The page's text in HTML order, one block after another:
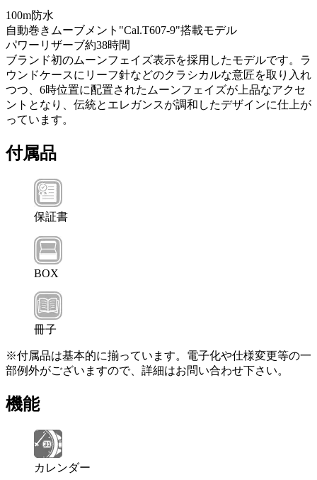
100m防水
自動巻きムーブメント"Cal.T607-9"搭載モデル
パワーリザーブ約38時間
ブランド初のムーンフェイズ表示を採用したモデルです。ラ
ウンドケースにリーフ針などのクラシカルな意匠を取り入れ
つつ、6時位置に配置されたムーンフェイズが上品なアクセ
ントとなり、伝統とエレガンスが調和したデザインに仕上が
っています。
付属品
保証書
BOX
冊子
※付属品は基本的に揃っています。電子化や仕様変更等の一
部例外がございますので、詳細はお問い合わせ下さい。
機能
カレンダー